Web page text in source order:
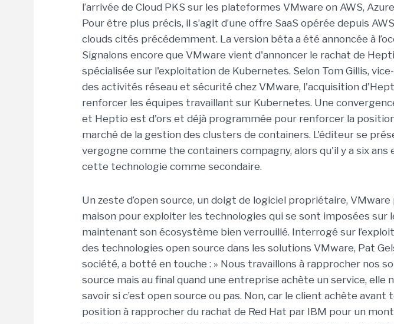
l’arrivée de Cloud PKS sur les plateformes VMware on AWS,
Pour être plus précis, il s’agit d’une offre SaaS opérée depuis
clouds cités précédemment. La version bêta a été annoncée à
Signalons encore que VMware vient d'annoncer le rachat de
spécialisée sur l'exploitation de Kubernetes. Selon Tom Gillis,
des activités réseau et sécurité chez VMware, l'acquisition
renforcer les équipes travaillant sur Kubernetes. Une
et Heptio est d'ors et déjà programmée pour renforcer la
marché de la gestion des clusters de containers. L'éditeur se
vergogne comme the containers compagny, alors qu'il y a six ans
cette technologie comme secondaire.
Un zeste d’open source, un doigt de logiciel propriétaire,
maison pour exploiter les technologies qui se sont imposées sur
maintenant son écosystème bien verrouillé. Interrogé sur
des technologies open source dans les solutions VMware, Pat
société, a botté en touche : » Nous travaillons à rapprocher nos
source mais au final quand une entreprise achète un service, elle
savoir si c’est open source ou pas. Non, car le client achète avant
position à rapprocher du rachat de Red Hat par IBM pour un